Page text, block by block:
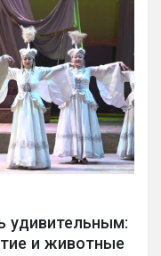
удивительным:
и животные